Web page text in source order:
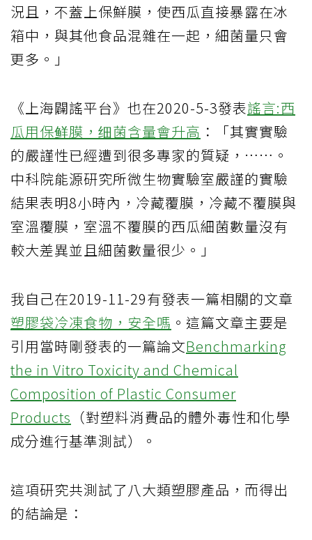
況且，不蓋上保鮮膜，使西瓜直接暴露在冰
箱中，與其他食品混雜在一起，細菌量只會
更多。」
《上海闢謠平台》也在2020-5-3發表謠言:西
瓜用保鲜膜，细菌含量會升高 ：「其實實驗
的嚴謹性已經遭到很多專家的質疑，……。
中科院能源研究所微生物實驗室嚴謹的實驗
結果表明8小時內，冷藏覆膜，冷藏不覆膜與
室溫覆膜，室溫不覆膜的西瓜細菌數量沒有
較大差異並且細菌數量很少。」
我自己在2019-11-29有發表一篇相關的文章
塑膠袋冷凍食物，安全嗎 。這篇文章主要是
引用當時剛發表的一篇論文Benchmarking
the in Vitro Toxicity and Chemical
Composition of Plastic Consumer
Products （對塑料消費品的體外毒性和化學
成分進行基準測試）。
這項研究共測試了八大類塑膠產品，而得出
的結論是：